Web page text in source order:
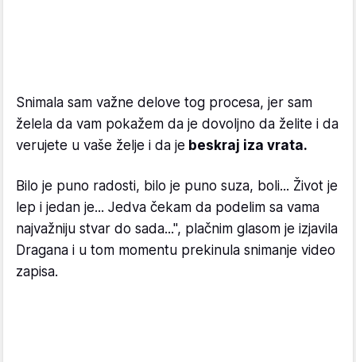
Snimala sam važne delove tog procesa, jer sam
želela da vam pokažem da je dovoljno da želite i da
verujete u vaše želje i da je beskraj iza vrata.
Bilo je puno radosti, bilo je puno suza, boli... Život je
lep i jedan je... Jedva čekam da podelim sa vama
najvažniju stvar do sada...", plačnim glasom je izjavila
Dragana i u tom momentu prekinula snimanje video
zapisa.